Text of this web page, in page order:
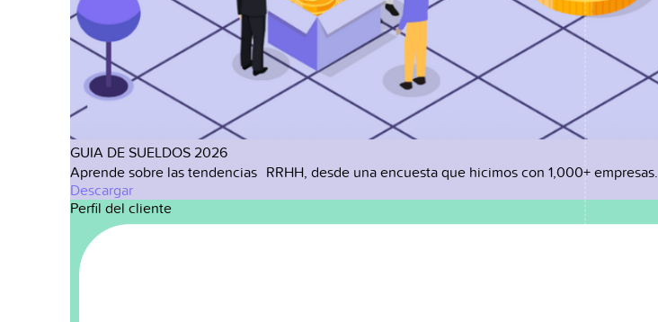
GUIA DE SUELDOS 2026
Aprende sobre las tendencias RRHH, desde una encuesta que hicimos con 1,000+ empresas.
Descargar
Perfil del cliente